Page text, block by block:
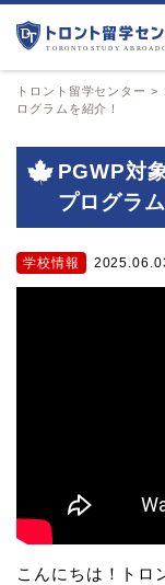
トロント留学センター >
ログラムを紹介！
PGWP対
プログラ
学校情報
こんにちは！トロ